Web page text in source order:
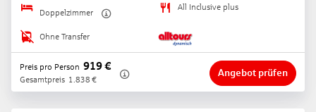
Doppelzimmer
All Inclusive plus
Ohne Transfer
Preis pro Person 919€
Gesamtpreis 1.838 €
Angebot prüfen